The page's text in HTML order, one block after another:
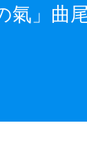
氣」曲